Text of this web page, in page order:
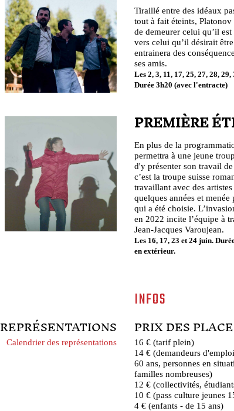
Tiraillé entre des idéaux
tout à fait éteints,
de demeurer celui qu’il
vers celui qu’il désirait
entrainera des
ses amis.
Les 2, 3, 11, 17, 25, 27, 28,
Durée 3h20 (avec l'entracte)
PREMIÈRE
En plus de la
permettra à une jeune
d'y présenter son travail
c’est la troupe suisse
travaillant avec des
quelques années et
qui a été choisie.
en 2022 incite l’équipe à
Jean-Jacques Varoujean.
Les 16, 17, 23 et 24 juin.
en extérieur.
INFOS
REPRÉSENTATIONS
Calendrier des représentations
PRIX DES
16 € (tarif plein)
14 € (demandeurs
60 ans, personnes en
familles nombreuses)
12 € (collectivités,
10 € (pass culture jeunes
4 € (enfants - de 15 ans)